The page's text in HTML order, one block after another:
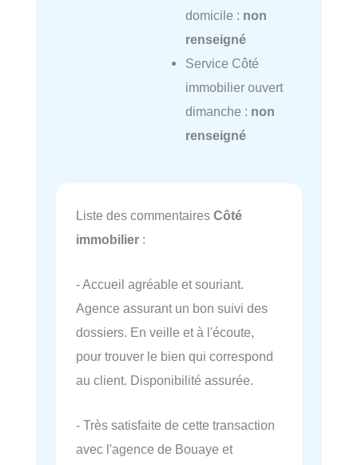
domicile : non
renseigné
Service Côté
immobilier ouvert
dimanche : non
renseigné
Liste des commentaires Côté
immobilier :
- Accueil agréable et souriant.
Agence assurant un bon suivi des
dossiers. En veille et à l'écoute,
pour trouver le bien qui correspond
au client. Disponibilité assurée.
- Très satisfaite de cette transaction
avec l'agence de Bouaye et